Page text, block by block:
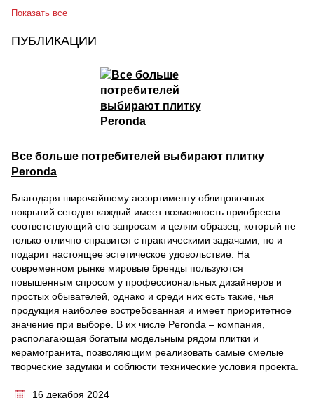
Показать все
ПУБЛИКАЦИИ
Все больше потребителей выбирают плитку
Peronda
Благодаря широчайшему ассортименту облицовочных
покрытий сегодня каждый имеет возможность приобрести
соответствующий его запросам и целям образец, который не
только отлично справится с практическими задачами, но и
подарит настоящее эстетическое удовольствие. На
современном рынке мировые бренды пользуются
повышенным спросом у профессиональных дизайнеров и
простых обывателей, однако и среди них есть такие, чья
продукция наиболее востребованная и имеет приоритетное
значение при выборе. В их числе Peronda – компания,
располагающая богатым модельным рядом плитки и
керамогранита, позволяющим реализовать самые смелые
творческие задумки и соблюсти технические условия проекта.
16 декабря 2024